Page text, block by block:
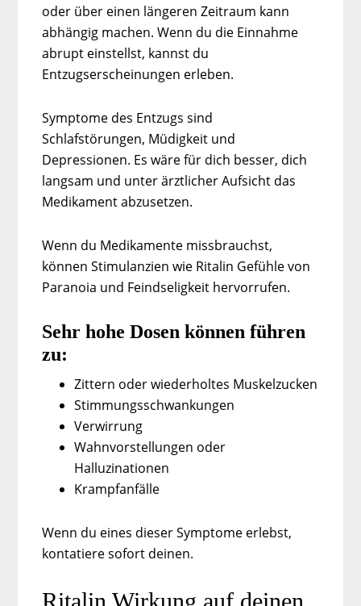
oder über einen längeren Zeitraum kann
abhängig machen. Wenn du die Einnahme
abrupt einstellst, kannst du
Entzugserscheinungen erleben.
Symptome des Entzugs sind
Schlafstörungen, Müdigkeit und
Depressionen. Es wäre für dich besser, dich
langsam und unter ärztlicher Aufsicht das
Medikament abzusetzen.
Wenn du Medikamente missbrauchst,
können Stimulanzien wie Ritalin Gefühle von
Paranoia und Feindseligkeit hervorrufen.
Sehr hohe Dosen können führen
zu:
Zittern oder wiederholtes Muskelzucken
Stimmungsschwankungen
Verwirrung
Wahnvorstellungen oder
Halluzinationen
Krampfanfälle
Wenn du eines dieser Symptome erlebst,
kontatiere sofort deinen.
Ritalin Wirkung auf deinen